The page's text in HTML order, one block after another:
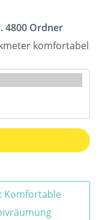
4800 Ordner
komfortabel
Komfortable